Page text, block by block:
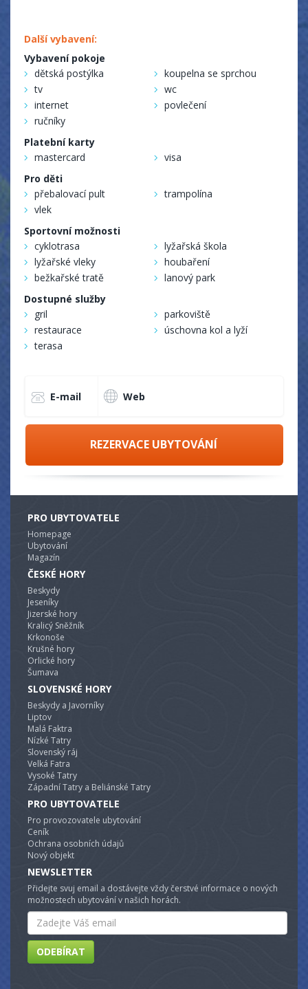
Další vybavení:
Vybavení pokoje
dětská postýlka
koupelna se sprchou
tv
wc
internet
povlečení
ručníky
Platební karty
mastercard
visa
Pro děti
přebalovací pult
trampolína
vlek
Sportovní možnosti
cyklotrasa
lyžařská škola
lyžařské vleky
houbaření
bežkařské tratě
lanový park
Dostupné služby
gril
parkoviště
restaurace
úschovna kol a lyží
terasa
E-mail Web
REZERVACE UBYTOVÁNÍ
PRO UBYTOVATELE
Homepage
Ubytování
Magazín
ČESKÉ HORY
Beskydy
Jeseníky
Jizerské hory
Kralicý Sněžník
Krkonoše
Krušné hory
Orlické hory
Šumava
SLOVENSKÉ HORY
Beskydy a Javorníky
Liptov
Malá Faktra
Nízké Tatry
Slovenský ráj
Velká Fatra
Vysoké Tatry
Západní Tatry a Beliánské Tatry
PRO UBYTOVATELE
Pro provozovatele ubytování
Ceník
Ochrana osobních údajů
Nový objekt
NEWSLETTER
Přidejte svuj email a dostávejte vždy čerstvé informace o nových
možnostech ubytování v našich horách.
Email
ODEBÍRAT